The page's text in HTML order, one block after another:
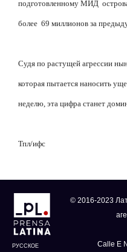
подготовленному МИД
более 69 миллионов за
Судя по растущей агрессии
которая пытается наносить
неделю, эта цифра станет
Тпл/ифс
РУССКОЕ
© 2016-2023
Calle E